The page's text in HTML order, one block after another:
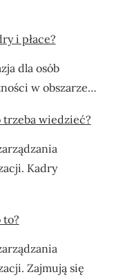
i płace?
dla osób
w obszarze…
trzeba wiedzieć?
Kadry
to?
Zajmują się